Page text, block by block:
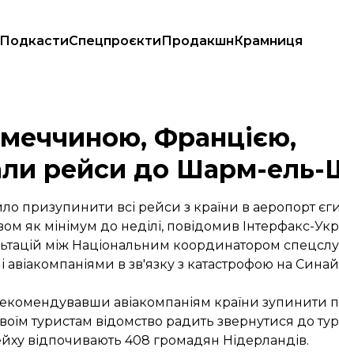
ПодкастиСпецпроєктиПродакшнКрамниця
рейси до Шарм-ель-Шейху
Францією,
рейси до Шарм-
призупинити всі рейси з країни в аеропорт
як мінімум до неділі, повідомив Інтерфакс-
між Національним координатором
в зв'язку з катастрофою на
авіакомпаніям країни зупинити
туристам відомство радить звернутися до
відпочивають 408 громадян Нідерландів.